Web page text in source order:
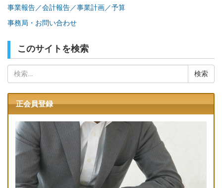
事業報告／会計報告／事業計画／予算
事務局・お問い合わせ
このサイトを検索
索:
正会員登録